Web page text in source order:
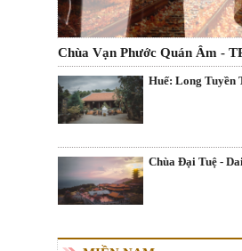
Chùa Vạn Phước Quán Âm -
Huế: Long Tuyền
Chùa Đại Tuệ -